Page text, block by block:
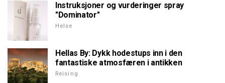
Instruksjoner og vurderinger spray
"Dominator"
Helse
Hellas By: Dykk hodestups inn i den
fantastiske atmosfæren i antikken
Reising